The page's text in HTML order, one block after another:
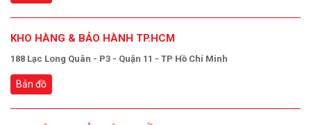
KHO HÀNG & BẢO HÀNH TP.HCM
188 Lạc Long Quân - P3 - Quận 11 - TP Hồ Chí Minh
Bản đồ